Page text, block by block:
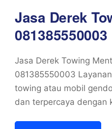
Jasa Derek
081385550003
Jasa Derek Towing
081385550003
towing atau mobil
dan terpercaya dengan